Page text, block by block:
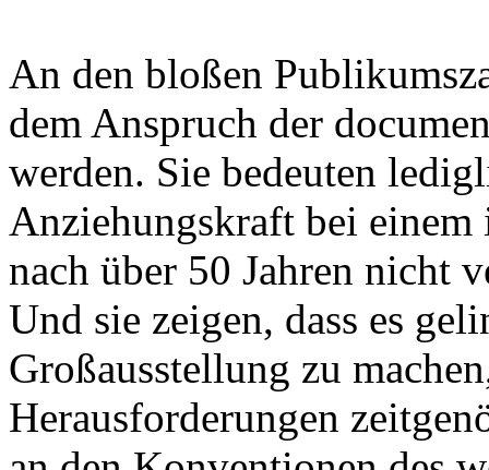
An den bloßen
dem Anspruch der
werden. Sie bedeuten
Anziehungskraft bei
nach über 50 Jahren nicht
Und sie zeigen, dass es
Großausstellung zu
Herausforderungen